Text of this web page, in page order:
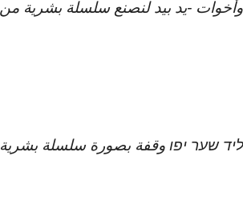
وأخوات -يد بيد لنصنع سلسلة بشرية
שער יפו وقفة بصورة سلسلة بشرية